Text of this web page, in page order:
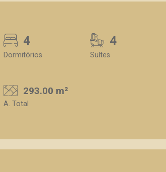
4
Dormitórios
4
Suítes
293.00 m²
A. Total